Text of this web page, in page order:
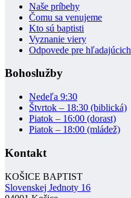
Naše príbehy
Čomu sa venujeme
Kto sú baptisti
Vyznanie viery
Odpovede pre hľadajúcich
Bohoslužby
Nedeľa 9:30
Štvrtok – 18:30 (biblická)
Piatok – 16:00 (dorast)
Piatok – 18:00 (mládež)
Kontakt
KOŠICE BAPTIST
Slovenskej Jednoty 16